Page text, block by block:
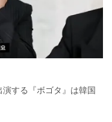
する『ボゴタ』は韓国